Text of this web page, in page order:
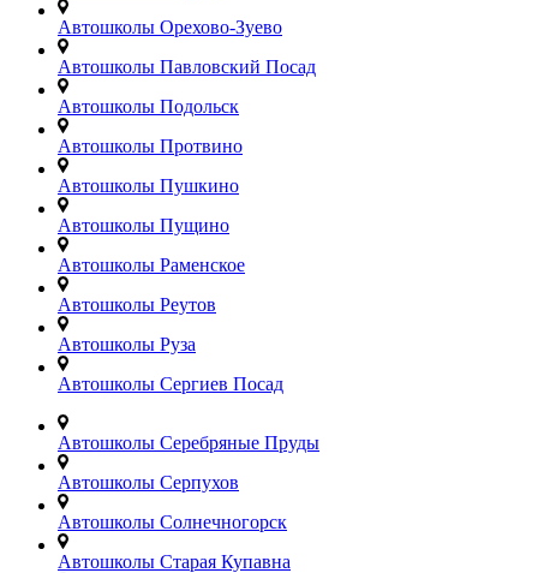
Автошколы Орехово-Зуево
Автошколы Павловский Посад
Автошколы Подольск
Автошколы Протвино
Автошколы Пушкино
Автошколы Пущино
Автошколы Раменское
Автошколы Реутов
Автошколы Руза
Автошколы Сергиев Посад
Автошколы Серебряные Пруды
Автошколы Серпухов
Автошколы Солнечногорск
Автошколы Старая Купавна